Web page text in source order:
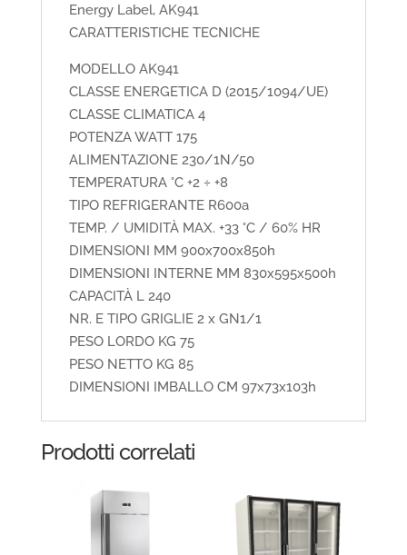
Energy Label, AK941
CARATTERISTICHE TECNICHE
MODELLO AK941
CLASSE ENERGETICA D (2015/1094/UE)
CLASSE CLIMATICA 4
POTENZA WATT 175
ALIMENTAZIONE 230/1N/50
TEMPERATURA °C +2 ÷ +8
TIPO REFRIGERANTE R600a
TEMP. / UMIDITÀ MAX. +33 °C / 60% HR
DIMENSIONI MM 900x700x850h
DIMENSIONI INTERNE MM 830x595x500h
CAPACITÀ L 240
NR. E TIPO GRIGLIE 2 x GN1/1
PESO LORDO KG 75
PESO NETTO KG 85
DIMENSIONI IMBALLO CM 97x73x103h
Prodotti correlati